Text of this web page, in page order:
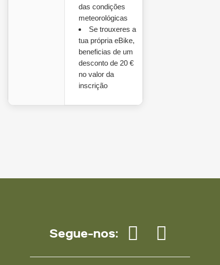
das condições
meteorológicas
Se trouxeres a
tua própria eBike,
beneficias de um
desconto de 20 €
no valor da
inscrição
Segue-nos: